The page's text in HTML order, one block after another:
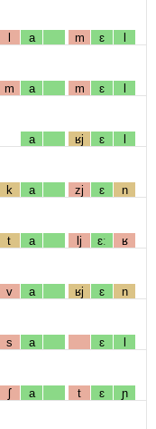
l a m ɛ l
m a m ɛ l
a ʁj ɛ l
k a zj ɛ n
t a lj ɛː ʁ
v a ʁj ɛ n
s a ɛ l
ʃ a t ɛ ɲ